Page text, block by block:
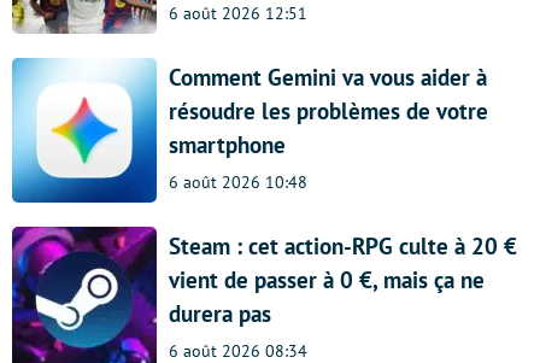
6 août 2026 12:51
Comment Gemini va vous aider à
résoudre les problèmes de votre
smartphone
6 août 2026 10:48
Steam : cet action-RPG culte à 20 €
vient de passer à 0 €, mais ça ne
durera pas
6 août 2026 08:34